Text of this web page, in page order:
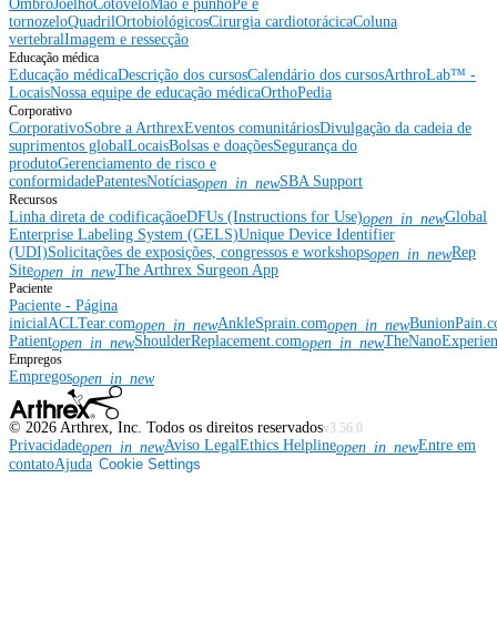
OmbroJoelhoCotoveloMão e punhoPé e
tornozeloQuadrilOrtobiológicosCirurgia cardiotorácicaColuna
vertebralImagem e ressecção
Educação médica
Educação médicaDescrição dos cursosCalendário dos cursosArthroLab™ -
LocaisNossa equipe de educação médicaOrthoPedia
Corporativo
CorporativoSobre a ArthrexEventos comunitáriosDivulgação da cadeia de
suprimentos globalLocaisBolsas e doaçõesSegurança do
produtoGerenciamento de risco e
conformidadePatentesNotíciasopen_in_newSBA Support
Recursos
Linha direta de codificaçãoeDFUs (Instructions for Use)open_in_newGlobal
Enterprise Labeling System (GELS)Unique Device Identifier
(UDI)Solicitações de exposições, congressos e workshopsopen_in_newRep
Siteopen_in_newThe Arthrex Surgeon App
Paciente
Paciente - Página
inicialACLTear.comopen_in_newAnkleSprain.comopen_in_new
Patientopen_in_newShoulderReplacement.comopen_in_new
Empregos
Empregosopen_in_new
© 2026 Arthrex, Inc. Todos os direitos reservadosv3.56.0
Privacidadeopen_in_newAviso LegalEthics Helplineopen_in_newEntre em
contatoAjuda Cookie Settings